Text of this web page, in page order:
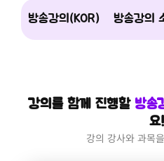
방송강의(KOR) 방송강의
강의를 함께 진행할 방송
요!
강의 강사와 과목